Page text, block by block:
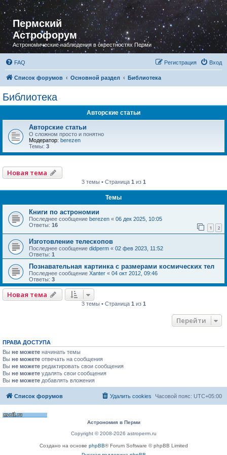
Пермский
Астрофорум
Астрономические наблюдения в окрестностях Перми
FAQ Вход
Регистрация
Список форумов Основной раздел Библиотека
Библиотека
Авторские статьи
Авторские статьи
О сложном просто и понятно
Модератор: berezen
Темы: 3
Новая тема
3 темы • Страница 1 из 1
Темы
Книги по астрономии
Последнее сообщение berezen « 06 дек 2025, 10:05
Ответы: 16 1 2
Изготовление телескопов
Последнее сообщение didperm « 02 фев 2023, 11:52
Ответы: 1
Познавательная картинка с размерами космических тел
Последнее сообщение Xanter « 04 окт 2012, 09:46
Ответы: 3
Новая тема
3 темы • Страница 1 из 1
Перейти
ПРАВА ДОСТУПА
Вы не можете начинать темы
Вы не можете отвечать на сообщения
Вы не можете редактировать свои сообщения
Вы не можете удалять свои сообщения
Вы не можете добавлять вложения
Список форумов Часовой пояс: UTC+05:00
Удалить cookies
Астрономия в Перми
Copyright © 2008-2026 astroperm.ru
Создано на основе phpBB® Forum Software © phpBB Limited